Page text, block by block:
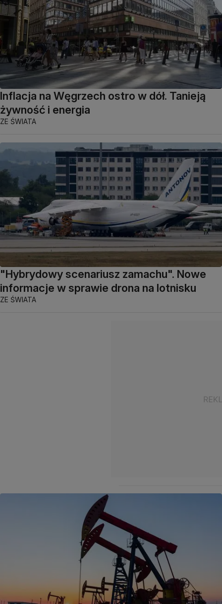
Inflacja na Węgrzech ostro w dół. Tanieją
żywność i energia
ZE ŚWIATA
"Hybrydowy scenariusz zamachu". Nowe
informacje w sprawie drona na lotnisku
ZE ŚWIATA